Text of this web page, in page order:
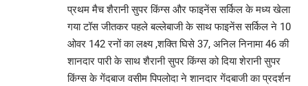
प्रथम मैच शैरानी सुपर किंग्स और फाइनेंस सर्किल के मध्य खेला
गया टॉस जीतकर पहले बल्लेबाजी के साथ फाइनेंस सर्किल ने 10
ओवर 142 रनों का लक्ष्य ,शक्ति घिसे 37, अनिल निनामा 46 की
शानदार पारी के साथ शैरानी सुपर किंग्स को दिया शेरानी सुपर
किंग्स के गेंदबाज वसीम पिपलोदा ने शानदार गेंदबाजी का प्रदर्शन